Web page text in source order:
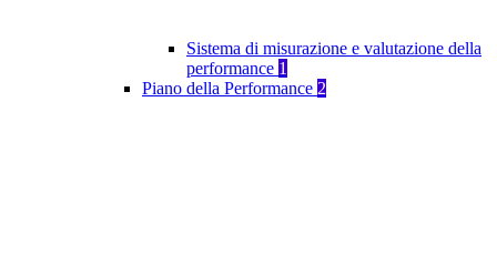
Sistema di misurazione e valutazione della
performance 1
Piano della Performance 2